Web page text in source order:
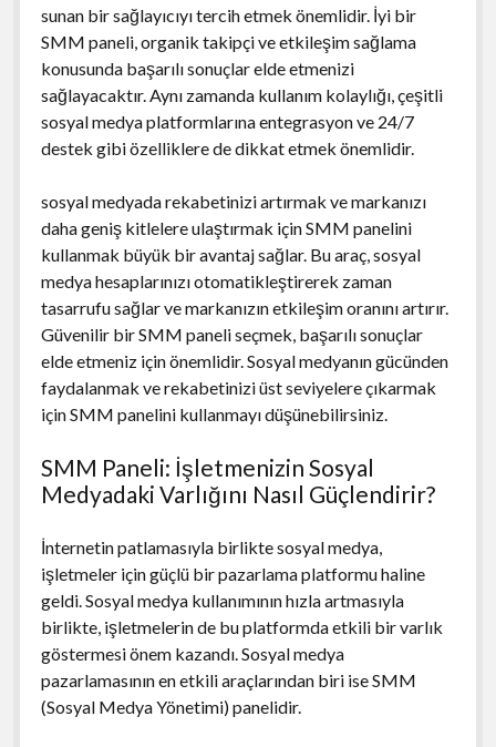
sunan bir sağlayıcıyı tercih etmek önemlidir. İyi bir
SMM paneli, organik takipçi ve etkileşim sağlama
konusunda başarılı sonuçlar elde etmenizi
sağlayacaktır. Aynı zamanda kullanım kolaylığı, çeşitli
sosyal medya platformlarına entegrasyon ve 24/7
destek gibi özelliklere de dikkat etmek önemlidir.
sosyal medyada rekabetinizi artırmak ve markanızı
daha geniş kitlelere ulaştırmak için SMM panelini
kullanmak büyük bir avantaj sağlar. Bu araç, sosyal
medya hesaplarınızı otomatikleştirerek zaman
tasarrufu sağlar ve markanızın etkileşim oranını artırır.
Güvenilir bir SMM paneli seçmek, başarılı sonuçlar
elde etmeniz için önemlidir. Sosyal medyanın gücünden
faydalanmak ve rekabetinizi üst seviyelere çıkarmak
için SMM panelini kullanmayı düşünebilirsiniz.
SMM Paneli: İşletmenizin Sosyal
Medyadaki Varlığını Nasıl Güçlendirir?
İnternetin patlamasıyla birlikte sosyal medya,
işletmeler için güçlü bir pazarlama platformu haline
geldi. Sosyal medya kullanımının hızla artmasıyla
birlikte, işletmelerin de bu platformda etkili bir varlık
göstermesi önem kazandı. Sosyal medya
pazarlamasının en etkili araçlarından biri ise SMM
(Sosyal Medya Yönetimi) panelidir.